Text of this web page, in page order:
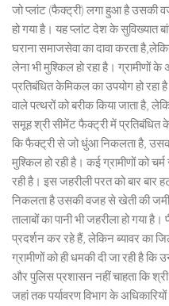
जो प्लांट (फैक्ट्री) लगा हुआ है उसकी
हो गया है। यह प्लांट देश के सुविख्यात
घराना समाजसेवा का दावा करता
लेना भी मुश्किल हो रहा है। ग्रामीणों
प्रतिबंधित केमिकल का उपयोग हो
वाले पत्थरों को बरीक किया जाता है,
समूह श्री सीमेंट फैक्ट्री में प्रतिबंधित
कि फैक्ट्री से जो धुंआ निकलता है,
मुश्किल हो रही है। कई ग्रामीणों को
रही है। इस जहरीली परत को बार बार
निकलता है उसकी वजह से खेती की
तालाबों का पानी भी जहरीला हो गया
प्रदर्शन कर रहे हैं, लेकिन ब्यावर का
ग्रामीणों को ही धमकी दी जा रही है
और पुलिस प्रशासन नहीं चाहता कि
जहां तक पर्यावरण विभाग के